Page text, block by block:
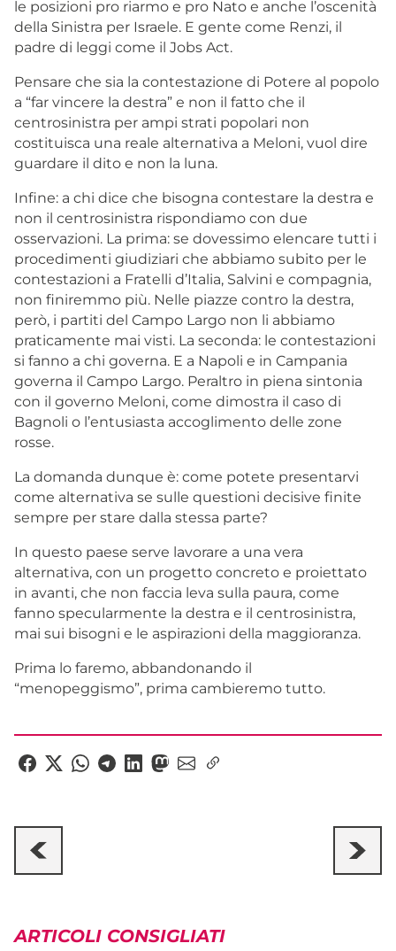
le posizioni pro riarmo e pro Nato e anche l’oscenità
della Sinistra per Israele. E gente come Renzi, il
padre di leggi come il Jobs Act.
Pensare che sia la contestazione di Potere al popolo
a “far vincere la destra” e non il fatto che il
centrosinistra per ampi strati popolari non
costituisca una reale alternativa a Meloni, vuol dire
guardare il dito e non la luna.
Infine: a chi dice che bisogna contestare la destra e
non il centrosinistra rispondiamo con due
osservazioni. La prima: se dovessimo elencare tutti i
procedimenti giudiziari che abbiamo subito per le
contestazioni a Fratelli d’Italia, Salvini e compagnia,
non finiremmo più. Nelle piazze contro la destra,
però, i partiti del Campo Largo non li abbiamo
praticamente mai visti. La seconda: le contestazioni
si fanno a chi governa. E a Napoli e in Campania
governa il Campo Largo. Peraltro in piena sintonia
con il governo Meloni, come dimostra il caso di
Bagnoli o l’entusiasta accoglimento delle zone
rosse.
La domanda dunque è: come potete presentarvi
come alternativa se sulle questioni decisive finite
sempre per stare dalla stessa parte?
In questo paese serve lavorare a una vera
alternativa, con un progetto concreto e proiettato
in avanti, che non faccia leva sulla paura, come
fanno specularmente la destra e il centrosinistra,
mai sui bisogni e le aspirazioni della maggioranza.
Prima lo faremo, abbandonando il
“menopeggismo”, prima cambieremo tutto.
ARTICOLI CONSIGLIATI